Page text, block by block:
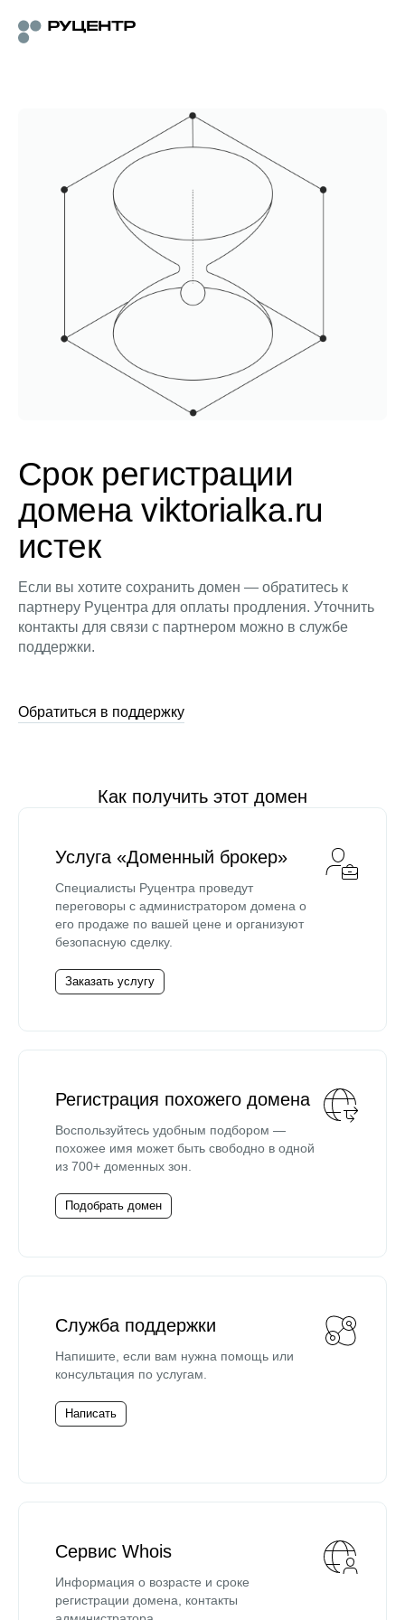
Срок регистрации
домена viktorialka.ru
истек
Если вы хотите сохранить домен — обратитесь к
партнеру Руцентра для оплаты продления. Уточнить
контакты для связи с партнером можно в службе
поддержки.
Обратиться в поддержку
Как получить этот домен
Услуга «Доменный брокер»
Специалисты Руцентра проведут
переговоры с администратором домена о
его продаже по вашей цене и организуют
безопасную сделку.
Заказать услугу
Регистрация похожего домена
Воспользуйтесь удобным подбором —
похожее имя может быть свободно в одной
из 700+ доменных зон.
Подобрать домен
Служба поддержки
Напишите, если вам нужна помощь или
консультация по услугам.
Написать
Сервис Whois
Информация о возрасте и сроке
регистрации домена, контакты